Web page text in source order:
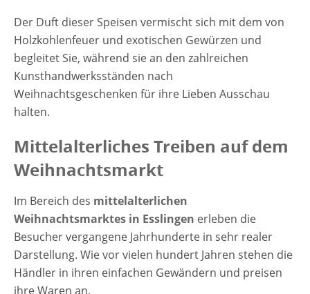
Der Duft dieser Speisen vermischt sich mit dem von
Holzkohlenfeuer und exotischen Gewürzen und
begleitet Sie, während sie an den zahlreichen
Kunsthandwerksständen nach
Weihnachtsgeschenken für ihre Lieben Ausschau
halten.
Mittelalterliches Treiben auf dem
Weihnachtsmarkt
Im Bereich des mittelalterlichen
Weihnachtsmarktes in Esslingen erleben die
Besucher vergangene Jahrhunderte in sehr realer
Darstellung. Wie vor vielen hundert Jahren stehen die
Händler in ihren einfachen Gewändern und preisen
ihre Waren an.